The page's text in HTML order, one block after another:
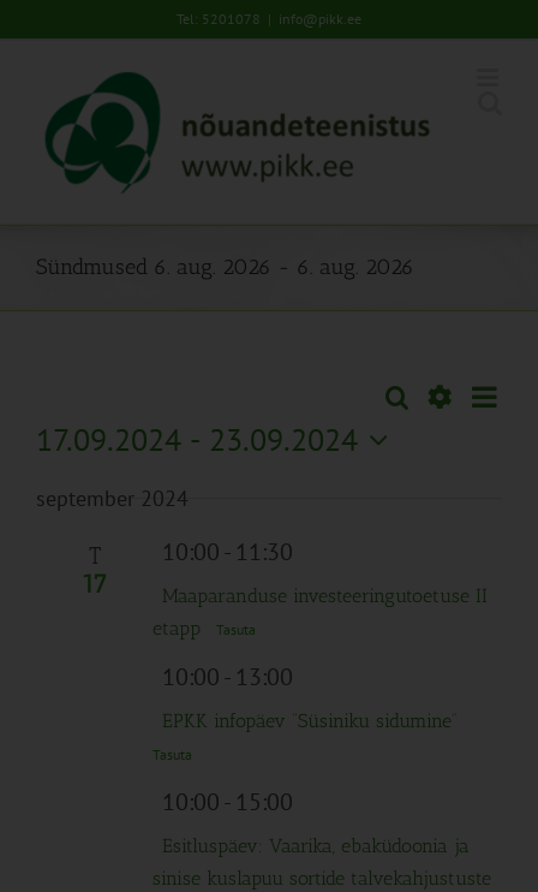
to
Tel: 5201078 | info@pikk.ee
Sündmused 6. aug. 2026 - 6. aug. 2026
Sündmused
Search
Otsi
17.09.2024 - 23.09.2024
kuupäev.
september 2024
T
17
10:00- 11:30
Maaparanduse investeeringutoetuse II
etapp
Tasuta
10:00- 13:00
EPKK infopäev “Süsiniku sidumine”
Tasuta
10:00- 15:00
Esitluspäev: Vaarika, ebaküdoonia ja
sinise kuslapuu sortide talvekahjustuste